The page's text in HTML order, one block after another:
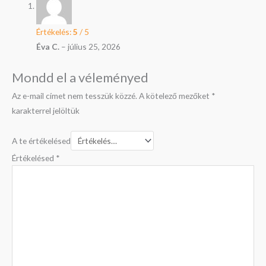
Értékelés:5 / 5
Éva C. – július 25, 2026
Mondd el a véleményed
Az e-mail címet nem tesszük közzé. A kötelező mezőket *
karakterrel jelöltük
A te értékelésed
Értékelésed *